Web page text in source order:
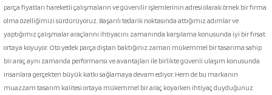
parça fiyatları hareketli çalışmaların ve güvenilir işlemlerinin adresi olarak örnek bir firma
olma özelliğimizi sürdürüyoruz. Başarılı tedarik noktasında attığımız adımlar ve
yaptığımız çalışmalar araçlarını ihtiyacını zamanında karşılama konusunda iyi bir fırsat
ortaya koyuyor. Oto yedek parça dıştan baktığınız zaman mükemmel bir tasarıma sahip
bir araç aynı zamanda performansı ve avantajları ile birlikte güvenli ulaşım konusunda
insanlara gerçekten büyük katkı sağlamaya devam ediyor. Hem de bu markanın
muazzam tasarım kalitesi ortaya mükemmel bir araç koyarken ihtiyaç duyduğunuz